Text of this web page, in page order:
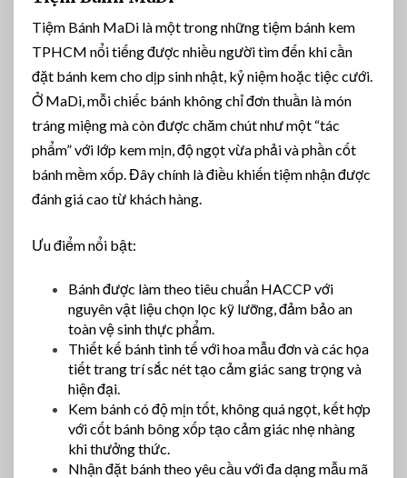
Tiệm Bánh MaDi là một trong những tiệm bánh kem
TPHCM nổi tiếng được nhiều người tìm đến khi cần
đặt bánh kem cho dịp sinh nhật, kỷ niệm hoặc tiệc cưới.
Ở MaDi, mỗi chiếc bánh không chỉ đơn thuần là món
tráng miệng mà còn được chăm chút như một “tác
phẩm” với lớp kem mịn, độ ngọt vừa phải và phần cốt
bánh mềm xốp. Đây chính là điều khiến tiệm nhận được
đánh giá cao từ khách hàng.
Ưu điểm nổi bật:
Bánh được làm theo tiêu chuẩn HACCP với
nguyên vật liệu chọn lọc kỹ lưỡng, đảm bảo an
toàn vệ sinh thực phẩm.
Thiết kế bánh tinh tế với hoa mẫu đơn và các họa
tiết trang trí sắc nét tạo cảm giác sang trọng và
hiện đại.
Kem bánh có độ mịn tốt, không quá ngọt, kết hợp
với cốt bánh bông xốp tạo cảm giác nhẹ nhàng
khi thưởng thức.
Nhận đặt bánh theo yêu cầu với đa dạng mẫu mã